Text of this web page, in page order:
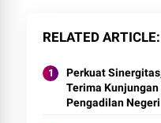
RELATED ARTICLE
Perkuat
Terima
Pengadilan